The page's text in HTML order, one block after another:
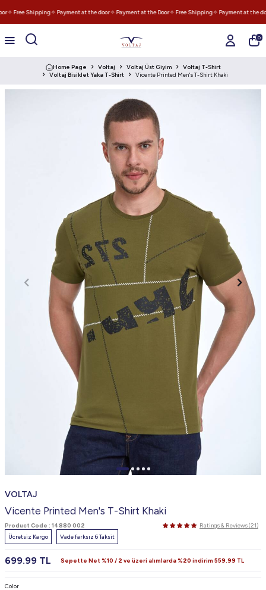
✧ Free Shipping✧ Payment at the door✧ Payment at the Door✧ Free Shipping✧ Payment at the
0
Home Page Voltaj Voltaj Üst Giyim
Voltaj T-Shirt
Voltaj Bisiklet Yaka T-Shirt
Vicente Printed Men's T-Shirt Khaki
VOLTAJ
Vicente Printed Men's T-Shirt Khaki
Product Code : 14880 002
Ratings & Reviews (21)
Ücretsiz Kargo
Vade farksız 6 Taksit
699.99 TL Sepette Net %10 / 2 ve üzeri alımlarda %20 indirim 559.99 TL
Color